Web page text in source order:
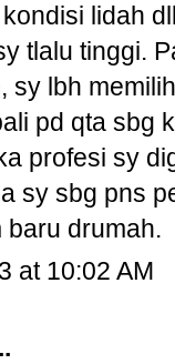
lidah
tlalu tinggi.
sy lbh
pd qta sbg
profesi sy
sy sbg pns
baru drumah.
at 10:02 AM